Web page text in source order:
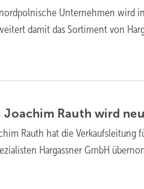
Unternehmen wird
damit das Sortiment von
Joachim Rauth wird
Rauth hat die Verkaufsleitung
Hargassner GmbH